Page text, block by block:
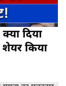
दिया
किया